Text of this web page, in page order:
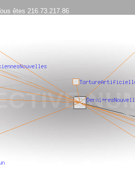
êtes 216.73.217.86